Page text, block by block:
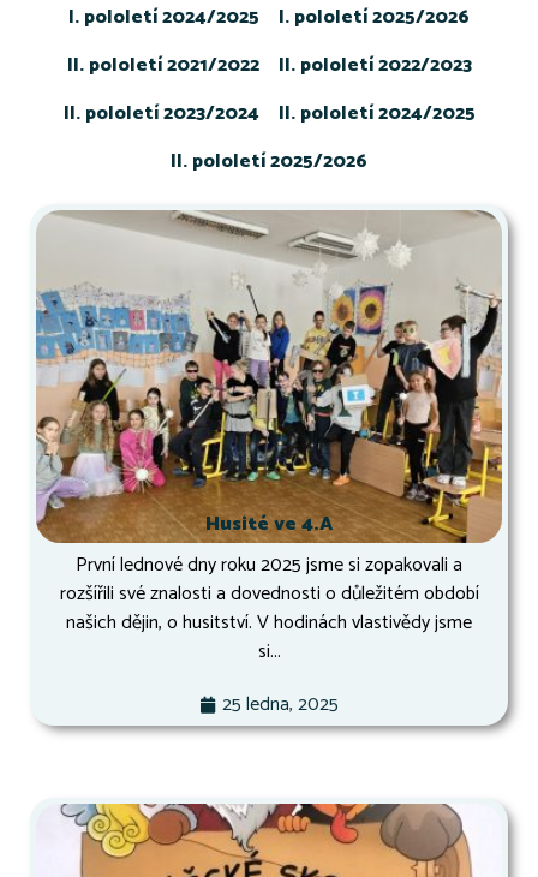
I. pololetí 2024/2025
I. pololetí 2025/2026
II. pololetí 2021/2022
II. pololetí 2022/2023
II. pololetí 2023/2024
II. pololetí 2024/2025
II. pololetí 2025/2026
Husité ve 4.A
První lednové dny roku 2025 jsme si zopakovali a
rozšířili své znalosti a dovednosti o důležitém období
našich dějin, o husitství. V hodinách vlastivědy jsme
si...
25 ledna, 2025